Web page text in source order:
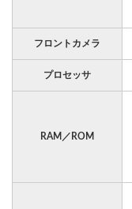
フロントカメラ
プロセッサ
RAM／ROM